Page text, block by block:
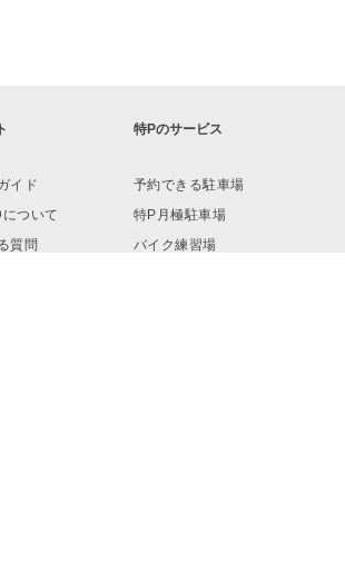
イド
ついて
質問
特Pのサービス
予約できる駐車場
特P月極駐車場
バイク練習場